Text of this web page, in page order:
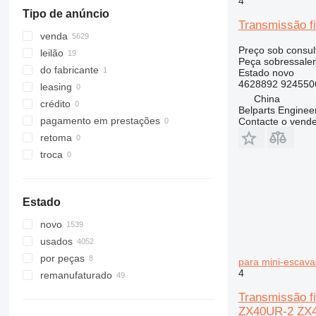
306
307
308
311
312
313
314
315
316
319
320
321
322
323
ZX135
ZX140
ZX145
ZX160
ZX170
ZX180
ZX190
ZX200
ZX210
ZX240
ZX250
ZX260
ZX270
532
533
535
536
537
540
541
550
560
8015
8016
8018
8025
8026
Tipo de anúncio
venda
leilão
do fabricante
leasing
crédito
pagamento em prestações
retoma
troca
Estado
novo
usados
por peças
remanufaturado
Transmissão
Preço sob
Peça
Estadonovo
4628892
China
Belparts
Contacte o
para mini-
4
Transmissão
ZX40UR-2